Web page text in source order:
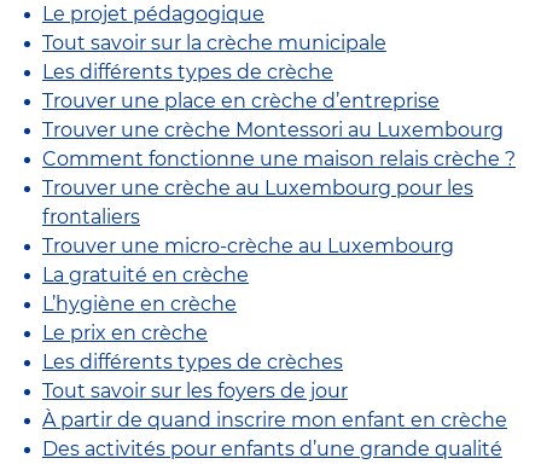
Le projet pédagogique
Tout savoir sur la crèche municipale
Les différents types de crèche
Trouver une place en crèche d’entreprise
Trouver une crèche Montessori au Luxembourg
Comment fonctionne une maison relais crèche ?
Trouver une crèche au Luxembourg pour les
frontaliers
Trouver une micro-crèche au Luxembourg
La gratuité en crèche
L’hygiène en crèche
Le prix en crèche
Les différents types de crèches
Tout savoir sur les foyers de jour
À partir de quand inscrire mon enfant en crèche
Des activités pour enfants d’une grande qualité